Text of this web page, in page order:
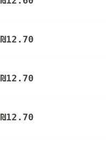
₪12.70
₪12.70
₪12.70